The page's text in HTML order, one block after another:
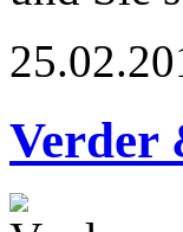
Verder